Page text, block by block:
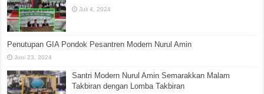
Juli 4, 2024
Penutupan GIA Pondok Pesantren Modern Nurul Amin
Juni 23, 2024
Santri Modern Nurul Amin Semarakkan Malam
Takbiran dengan Lomba Takbiran